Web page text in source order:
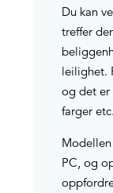
Du kan
treffer
leilighet.
og det er
farger etc.
PC, og